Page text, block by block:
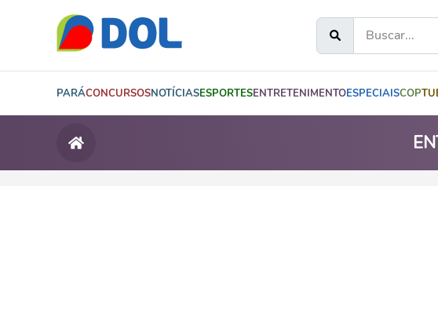
PARÁCONCURSOSNOTÍCIASESPORTESENTRETENIMENTOESPECIAISCOP